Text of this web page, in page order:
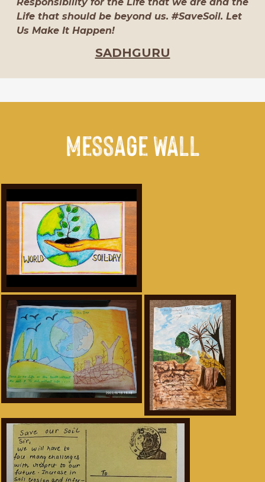
Life that should be beyond us. #SaveSoil. Let
Us Make It Happen!
SADHGURU
Message WALL